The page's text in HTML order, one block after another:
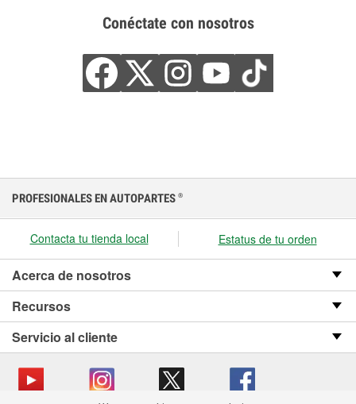
Conéctate con nosotros
PROFESIONALES EN AUTOPARTES ®
Contacta tu tienda local Estatus de tu orden
Acerca de nosotros
Recursos
Servicio al cliente